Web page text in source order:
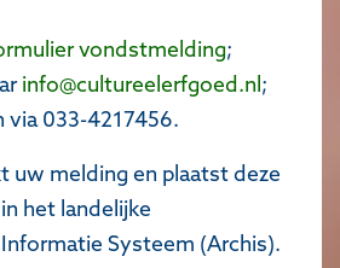
vondstmelding;
info@cultureelerfgoed.nl;
via 033-4217456.
uw melding en plaatst deze
het landelijke
Systeem (Archis).